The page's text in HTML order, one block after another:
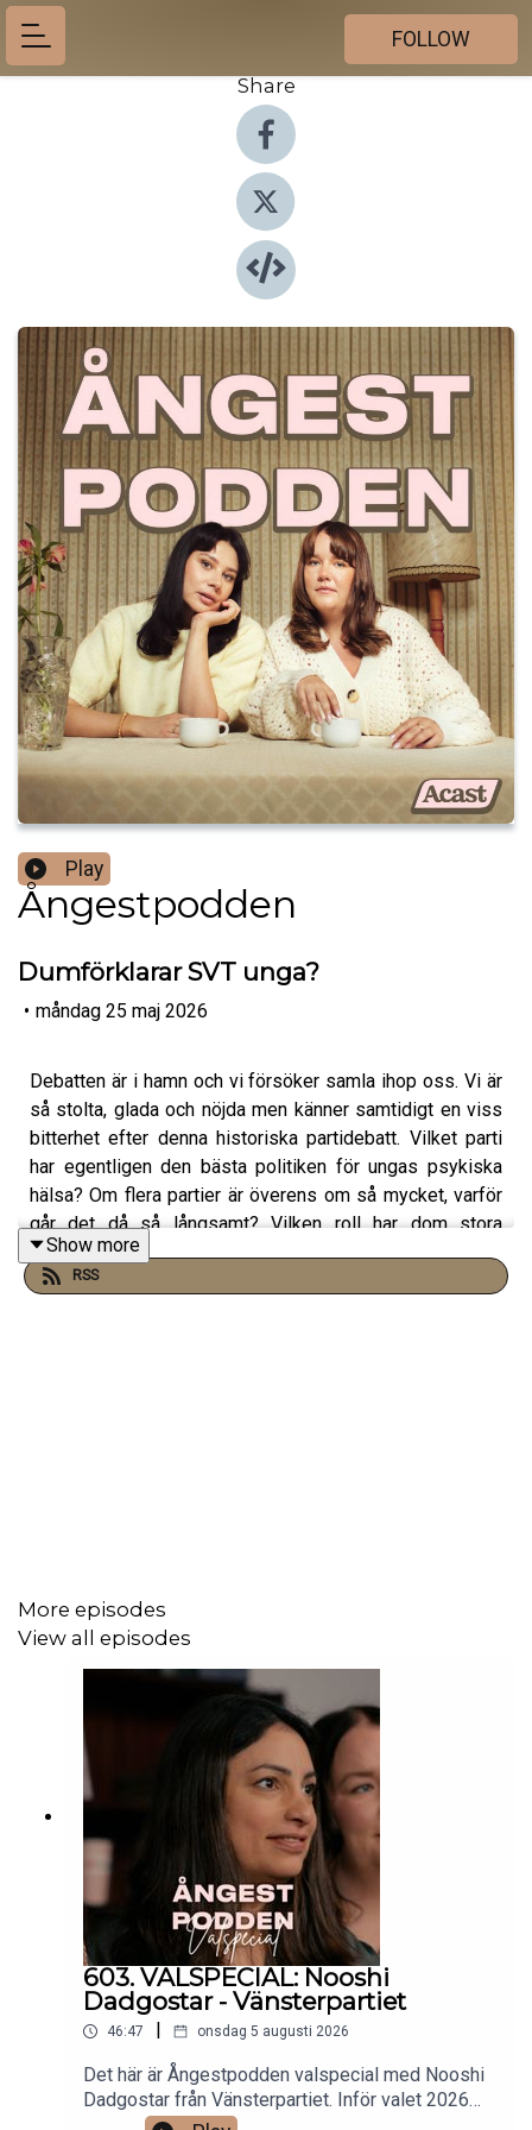
FOLLOW
Share
Play
Ångestpodden
Dumförklarar SVT unga?
• måndag 25 maj 2026
Debatten är i hamn och vi försöker samla ihop oss. Vi är
så stolta, glada och nöjda men känner samtidigt en viss
bitterhet efter denna historiska partidebatt. Vilket parti
har egentligen den bästa politiken för ungas psykiska
hälsa? Om flera partier är överens om så mycket, varför
går det då så långsamt? Vilken roll har dom stora
mediehusen i vilken plats dom här frågorna egentligen
får ta? Och dumförklarar SVT unga?
Har du förslag på ämnen, ett dilemma eller gäster du
skulle vilja höra i Ångestpodden?
Mejla oss gärna: angestpodden@ingetfilter.se
Behöver du prata med någon?
https://hjalplinjen.se
spes.se
suicidezero.se
teamtilia.se
Show more
RSS
More episodes
View all episodes
603. VALSPECIAL: Nooshi
Dadgostar - Vänsterpartiet
46:47 onsdag 5 augusti 2026
Det här är Ångestpodden valspecial med Nooshi
Dadgostar från Vänsterpartiet. Inför valet 2026
har vi precis som vanligt bjudit in alla partiledare